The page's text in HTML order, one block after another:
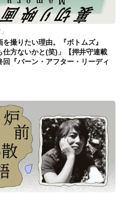
撮りたい理由。『ボトムズ』
方ないかと(笑)」【押井守連載
回『バーン・アフター・リーディ